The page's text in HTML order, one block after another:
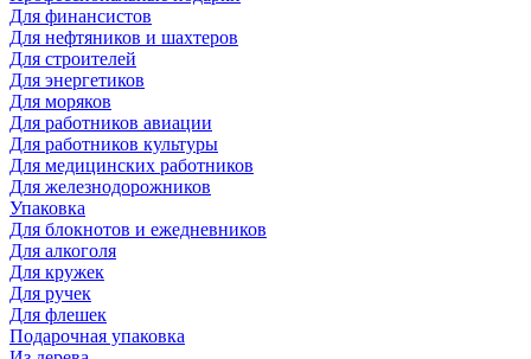
Для финансистов
Для нефтяников и шахтеров
Для строителей
Для энергетиков
Для моряков
Для работников авиации
Для работников культуры
Для медицинских работников
Для железнодорожников
Упаковка
Для блокнотов и ежедневников
Для алкоголя
Для кружек
Для ручек
Для флешек
Подарочная упаковка